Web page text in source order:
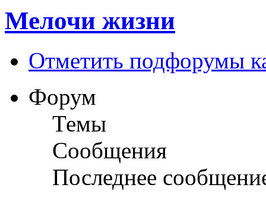
Мелочи жизни
Отметить подфорумы
Форум
Темы
Сообщения
Последнее